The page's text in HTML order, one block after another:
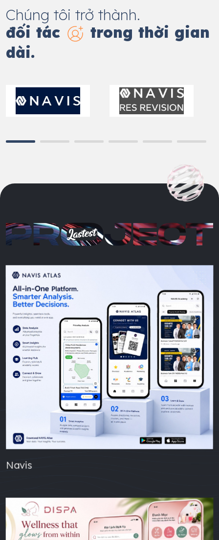
Chúng tôi trở thành.
đối tác
trong thời gian
dài.
Navis